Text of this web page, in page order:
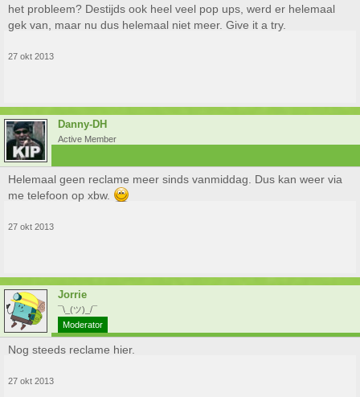
het probleem? Destijds ook heel veel pop ups, werd er helemaal
gek van, maar nu dus helemaal niet meer. Give it a try.
27 okt 2013
Danny-DH
Active Member
Helemaal geen reclame meer sinds vanmiddag. Dus kan weer via
me telefoon op xbw.
27 okt 2013
Jorrie
¯\_(ツ)_/¯
Moderator
Nog steeds reclame hier.
27 okt 2013